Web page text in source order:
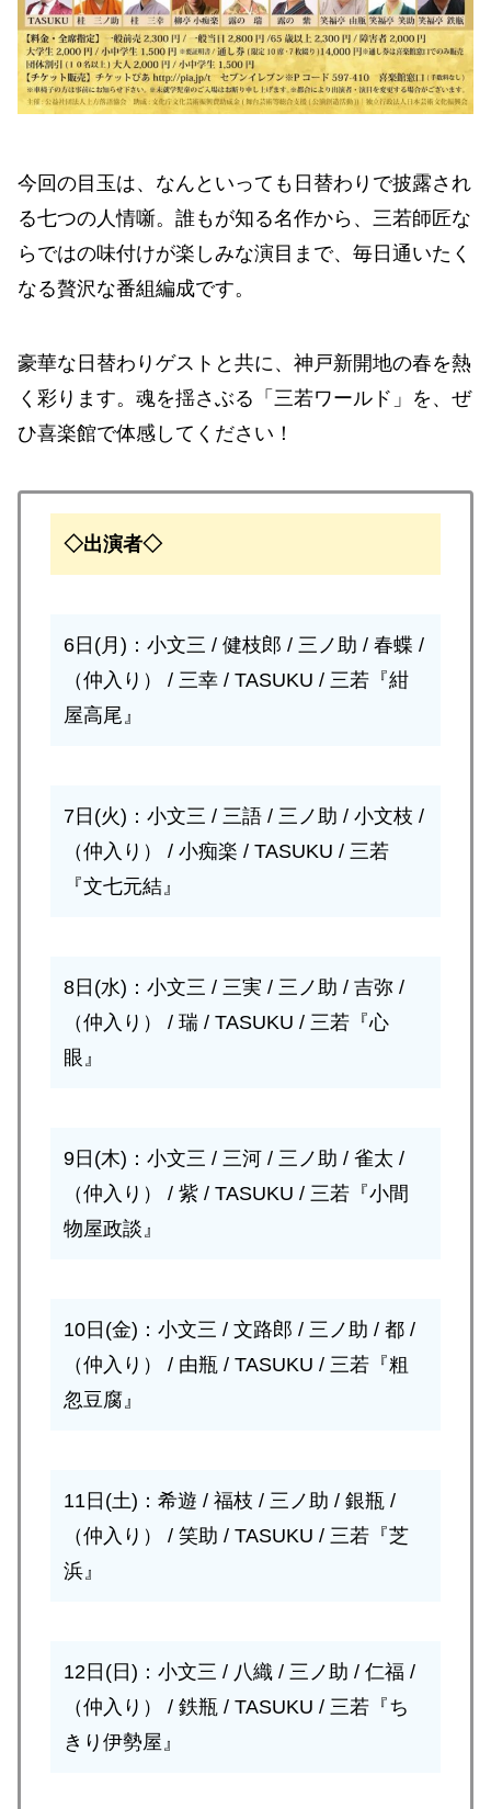
今回の目玉は、なんといっても日替わりで披露され
る七つの人情噺。誰もが知る名作から、三若師匠な
らではの味付けが楽しみな演目まで、毎日通いたく
なる贅沢な番組編成です。
豪華な日替わりゲストと共に、神戸新開地の春を熱
く彩ります。魂を揺さぶる「三若ワールド」を、ぜ
ひ喜楽館で体感してください！
◇出演者◇
6日(月)：小文三 / 健枝郎 / 三ノ助 / 春蝶 /
（仲入り） / 三幸 / TASUKU / 三若『紺
屋高尾』
7日(火)：小文三 / 三語 / 三ノ助 / 小文枝 /
（仲入り） / 小痴楽 / TASUKU / 三若
『文七元結』
8日(水)：小文三 / 三実 / 三ノ助 / 吉弥 /
（仲入り） / 瑞 / TASUKU / 三若『心
眼』
9日(木)：小文三 / 三河 / 三ノ助 / 雀太 /
（仲入り） / 紫 / TASUKU / 三若『小間
物屋政談』
10日(金)：小文三 / 文路郎 / 三ノ助 / 都 /
（仲入り） / 由瓶 / TASUKU / 三若『粗
忽豆腐』
11日(土)：希遊 / 福枝 / 三ノ助 / 銀瓶 /
（仲入り） / 笑助 / TASUKU / 三若『芝
浜』
12日(日)：小文三 / 八織 / 三ノ助 / 仁福 /
（仲入り） / 鉄瓶 / TASUKU / 三若『ち
きり伊勢屋』